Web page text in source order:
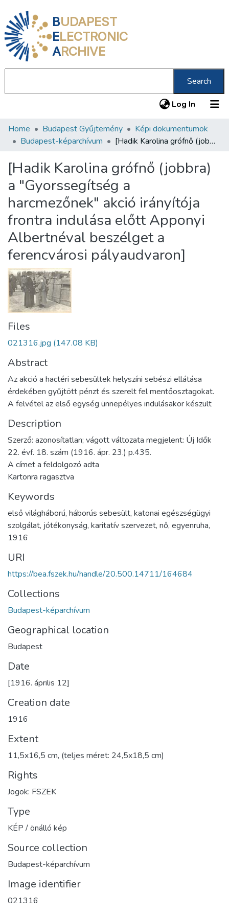
BUDAPEST
ELECTRONIC
ARCHIVE
Search
Log In (current)
Communities & Collections
Statistics
About us
Home Budapest Gyűjtemény
Képi dokumentumok
Budapest-képarchívum
[Hadik Karolina grófnő (jobbra) a "Gyorssegítség a harcmezőnek" akció irányítója frontra indulása előtt Apponyi Albertnéval beszélget a ferencvárosi pályaudvaron]
[Hadik Karolina grófnő (jobbra)
a "Gyorssegítség a
harcmezőnek" akció irányítója
frontra indulása előtt Apponyi
Albertnéval beszélget a
ferencvárosi pályaudvaron]
Files
021316.jpg (147.08 KB)
Abstract
Az akció a hactéri sebesültek helyszíni sebészi ellátása
érdekében gyűjtött pénzt és szerelt fel mentőosztagokat.
A felvétel az első egység ünnepélyes indulásakor készült
Description
Szerző: azonosítatlan; vágott változata megjelent: Új Idők
22. évf. 18. szám (1916. ápr. 23.) p.435.
A címet a feldolgozó adta
Kartonra ragasztva
Keywords
első világháború, háborús sebesült, katonai egészségügyi
szolgálat, jótékonyság, karitatív szervezet, nő, egyenruha,
1916
URI
https://bea.fszek.hu/handle/20.500.14711/164684
Collections
Budapest-képarchívum
Geographical location
Budapest
Date
[1916. április 12]
Creation date
1916
Extent
11,5x16,5 cm, (teljes méret: 24,5x18,5 cm)
Rights
Jogok: FSZEK
Type
KÉP / önálló kép
Source collection
Budapest-képarchívum
Image identifier
021316